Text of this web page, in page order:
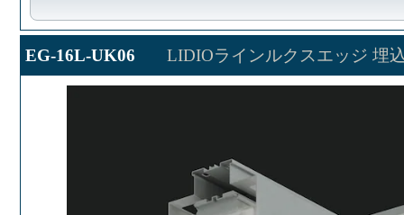
EG-16L-UK06 LIDIOラインルクスエッジ 埋